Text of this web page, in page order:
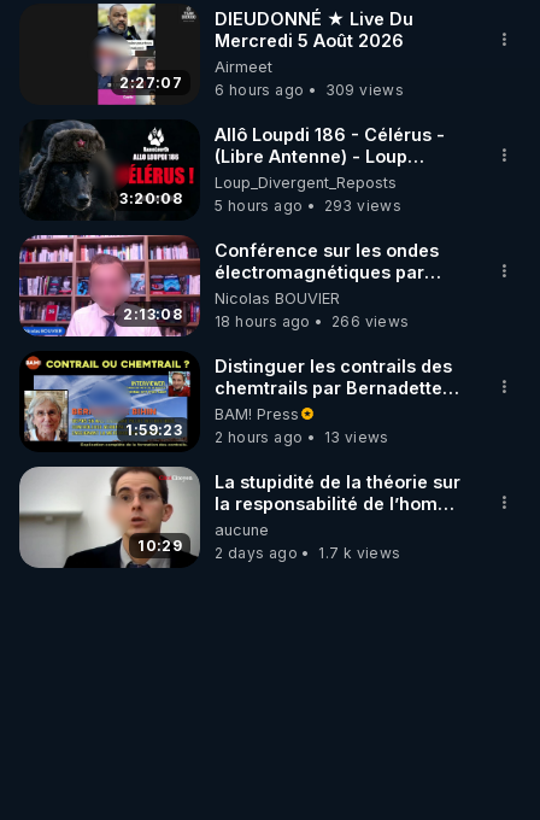
▶ 30 jours gratuit sur l’application de méditation et
de bien-être ENVOL :
Rendez-vous sur
https://www.envol.app/code
le code : REGENERE
2:27:07
DIEUDONNÉ ★ Live Du
Mercredi 5 Août 2026
Airmeet
6 hours ago
309 views
3:20:08
Allô Loupdi 186 - Célérus -
(Libre Antenne) - Loup
Divergent 2026.08.06
Loup_Divergent_Reposts
5 hours ago
293 views
2:13:08
Conférence sur les ondes
électromagnétiques par
Grégoire Caustru et Bart de
Wever !
Nicolas BOUVIER
18 hours ago
266 views
1:59:23
Distinguer les contrails des
chemtrails par Bernadette
Bihin
BAM! Press
2 hours ago
13 views
10:29
La stupidité de la théorie sur
la responsabilité de l’homme
concernant le dioxyde de
carbone.
aucune
2 days ago
1.7 k views